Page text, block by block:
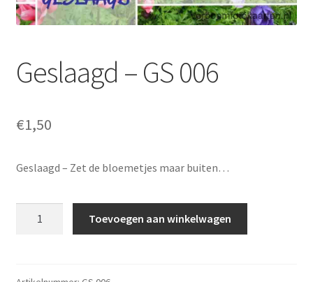
Geslaagd – GS 006
€1,50
Geslaagd – Zet de bloemetjes maar buiten…
Toevoegen aan winkelwagen